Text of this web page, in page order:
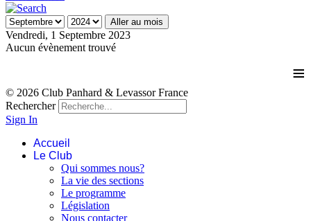
Aller au mois
Vendredi, 1 Septembre 2023
Aucun évènement trouvé
≡
© 2026 Club Panhard & Levassor France
Rechercher
Sign In
Accueil
Le Club
Qui sommes nous?
La vie des sections
Le programme
Législation
Nous contacter